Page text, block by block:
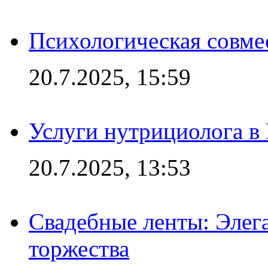
Психологическая
20.7.2025, 15:59
Услуги нутрициолога
20.7.2025, 13:53
Свадебные ленты:
торжества